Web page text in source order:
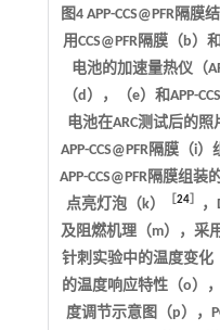
图4 APP-CCS@PFR隔
用CCS@PFR隔膜（b）
电池的加速量热仪（
（d），（e）和APP-
电池在ARC测试后的照
APP-CCS@PFR隔膜（i
APP-CCS@PFR隔膜组
点亮灯泡（k）
24］
及阻燃机理（m），采
针刺实验中的温度变化
的温度响应特性（o），
度调节示意图（p），